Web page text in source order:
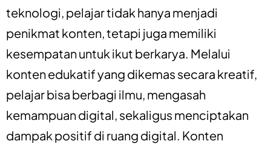
teknologi, pelajar tidak hanya menjadi
penikmat konten, tetapi juga memiliki
kesempatan untuk ikut berkarya. Melalui
konten edukatif yang dikemas secara kreatif,
pelajar bisa berbagi ilmu, mengasah
kemampuan digital, sekaligus menciptakan
dampak positif di ruang digital. Konten